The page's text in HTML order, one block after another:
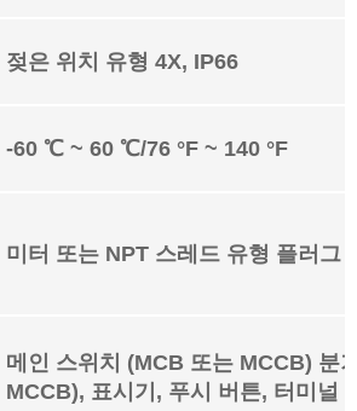
젖은 위치 유형 4X, IP66
-60 ℃ ~ 60 ℃/76 °F ~ 140 °F
미터 또는 NPT 스레드 유형 플러그
메인 스위치 (MCB 또는 MCCB) 분
MCCB), 표시기, 푸시 버튼, 터미널